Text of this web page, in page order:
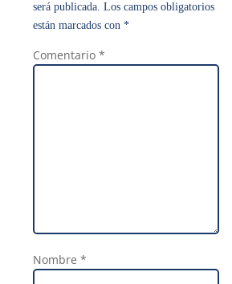
será publicada. Los campos obligatorios
están marcados con *
Comentario *
Nombre *